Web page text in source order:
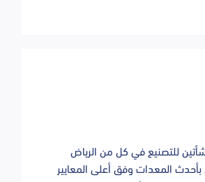
للتصنيع في كل من الرياض
المعدات وفق أعلى المعايير